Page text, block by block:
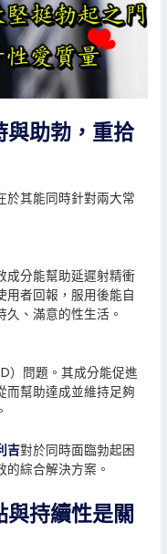
與助勃，重拾
於其能同時針對兩大常
成分能幫助延遲射精衝
用者回報，服用後能自
、滿意的性生活。
）問題。其成分能促進
幫助達成並維持足夠
吉對於同時面臨勃起困
綜合解決方案。
與持續性是關